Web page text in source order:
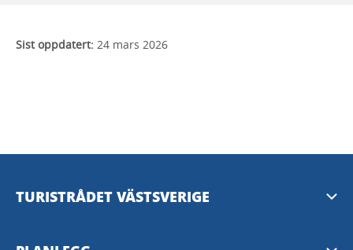
Sist oppdatert: 24 mars 2026
TURISTRÅDET VÄSTSVERIGE
Mediabank